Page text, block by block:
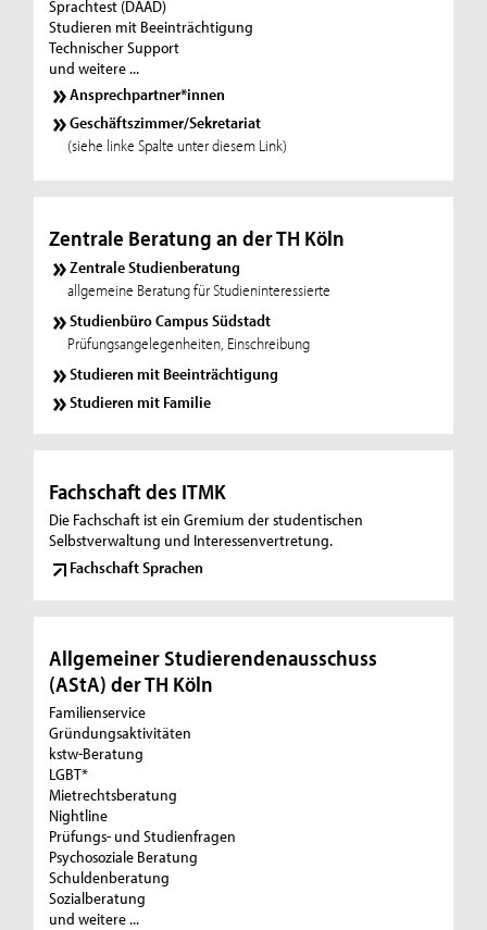
Sprachtest (DAAD)
Studieren mit Beeinträchtigung
Technischer Support
und weitere ...
Ansprechpartner*innen
Geschäftszimmer/Sekretariat
(siehe linke Spalte unter diesem Link)
Zentrale Beratung an der TH Köln
Zentrale Studienberatung
allgemeine Beratung für Studieninteressierte
Studienbüro Campus Südstadt
Prüfungsangelegenheiten, Einschreibung
Studieren mit Beeinträchtigung
Studieren mit Familie
Fachschaft des ITMK
Die Fachschaft ist ein Gremium der studentischen
Selbstverwaltung und Interessenvertretung.
Fachschaft Sprachen
Allgemeiner Studierendenausschuss
(AStA) der TH Köln
Familienservice
Gründungsaktivitäten
kstw-Beratung
LGBT*
Mietrechtsberatung
Nightline
Prüfungs- und Studienfragen
Psychosoziale Beratung
Schuldenberatung
Sozialberatung
und weitere ...